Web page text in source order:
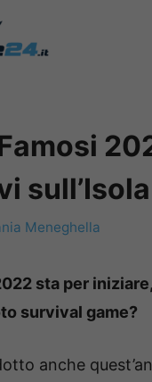
Meneghella
sta per
survival game?
anche